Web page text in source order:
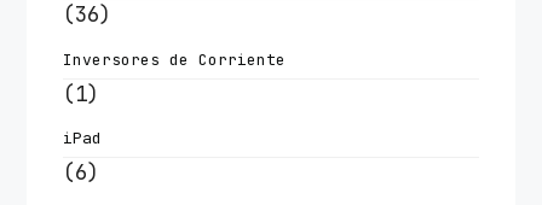
(36)
Inversores de Corriente
(1)
iPad
(6)